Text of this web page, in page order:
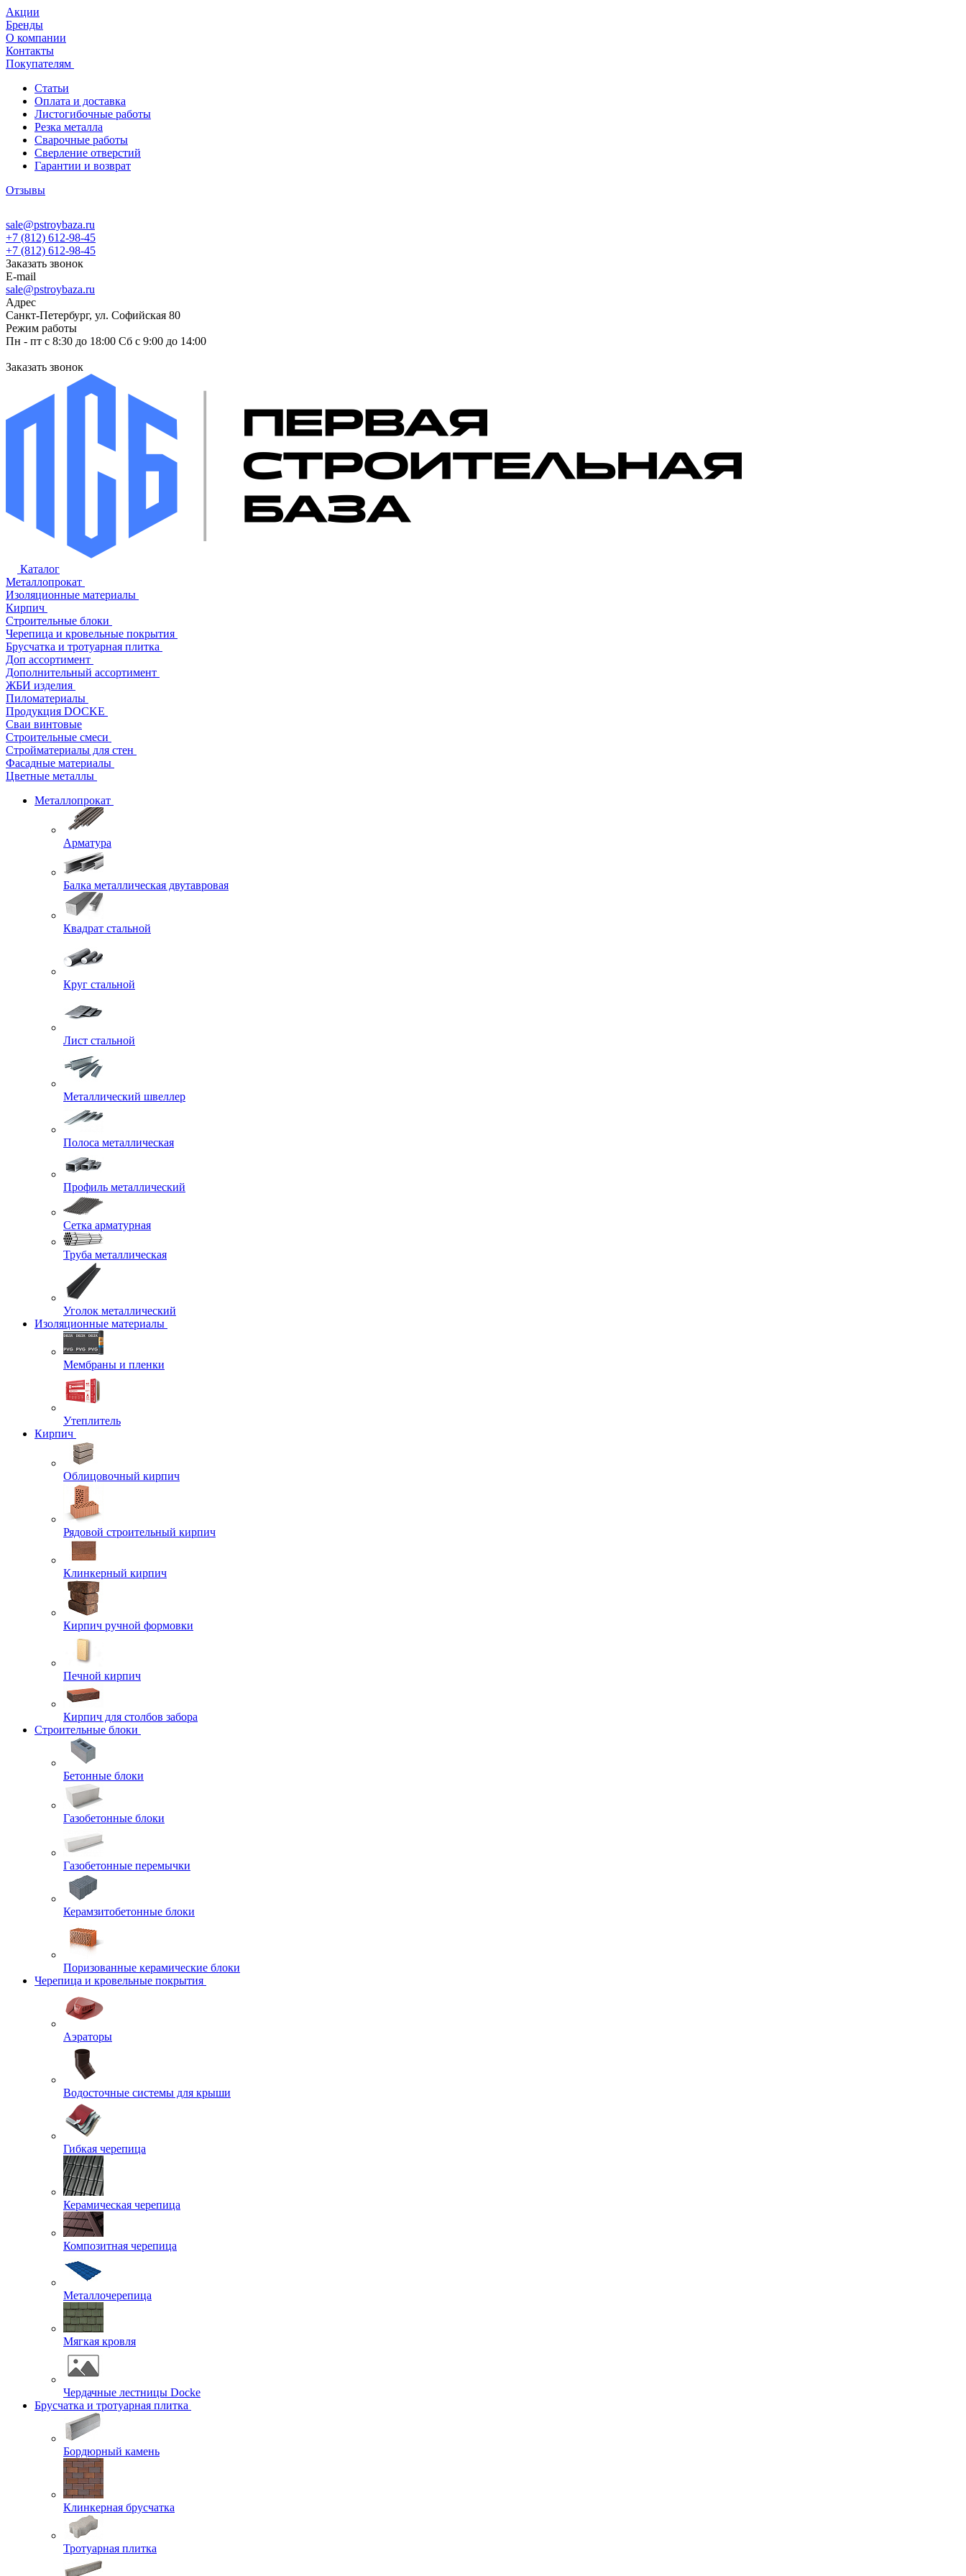
Акции
Бренды
О компании
Контакты
Покупателям
Статьи
Оплата и доставка
Листогибочные работы
Резка металла
Сварочные работы
Сверление отверстий
Гарантии и возврат
Отзывы
sale@pstroybaza.ru
+7 (812) 612-98-45
+7 (812) 612-98-45
Заказать звонок
E-mail
sale@pstroybaza.ru
Адрес
Санкт-Петербург, ул. Софийская 80
Режим работы
Пн - пт с 8:30 до 18:00 Сб с 9:00 до 14:00
Заказать звонок
Каталог
Металлопрокат
Изоляционные материалы
Кирпич
Строительные блоки
Черепица и кровельные покрытия
Брусчатка и тротуарная плитка
Доп ассортимент
Дополнительный ассортимент
ЖБИ изделия
Пиломатериалы
Продукция DOCKE
Сваи винтовые
Строительные смеси
Стройматериалы для стен
Фасадные материалы
Цветные металлы
Металлопрокат
Арматура
Балка металлическая двутавровая
Квадрат стальной
Круг стальной
Лист стальной
Металлический швеллер
Полоса металлическая
Профиль металлический
Сетка арматурная
Труба металлическая
Уголок металлический
Изоляционные материалы
Мембраны и пленки
Утеплитель
Кирпич
Облицовочный кирпич
Рядовой строительный кирпич
Клинкерный кирпич
Кирпич ручной формовки
Печной кирпич
Кирпич для столбов забора
Строительные блоки
Бетонные блоки
Газобетонные блоки
Газобетонные перемычки
Керамзитобетонные блоки
Поризованные керамические блоки
Черепица и кровельные покрытия
Аэраторы
Водосточные системы для крыши
Гибкая черепица
Керамическая черепица
Композитная черепица
Металлочерепица
Мягкая кровля
Чердачные лестницы Docke
Брусчатка и тротуарная плитка
Бордюрный камень
Клинкерная брусчатка
Тротуарная плитка